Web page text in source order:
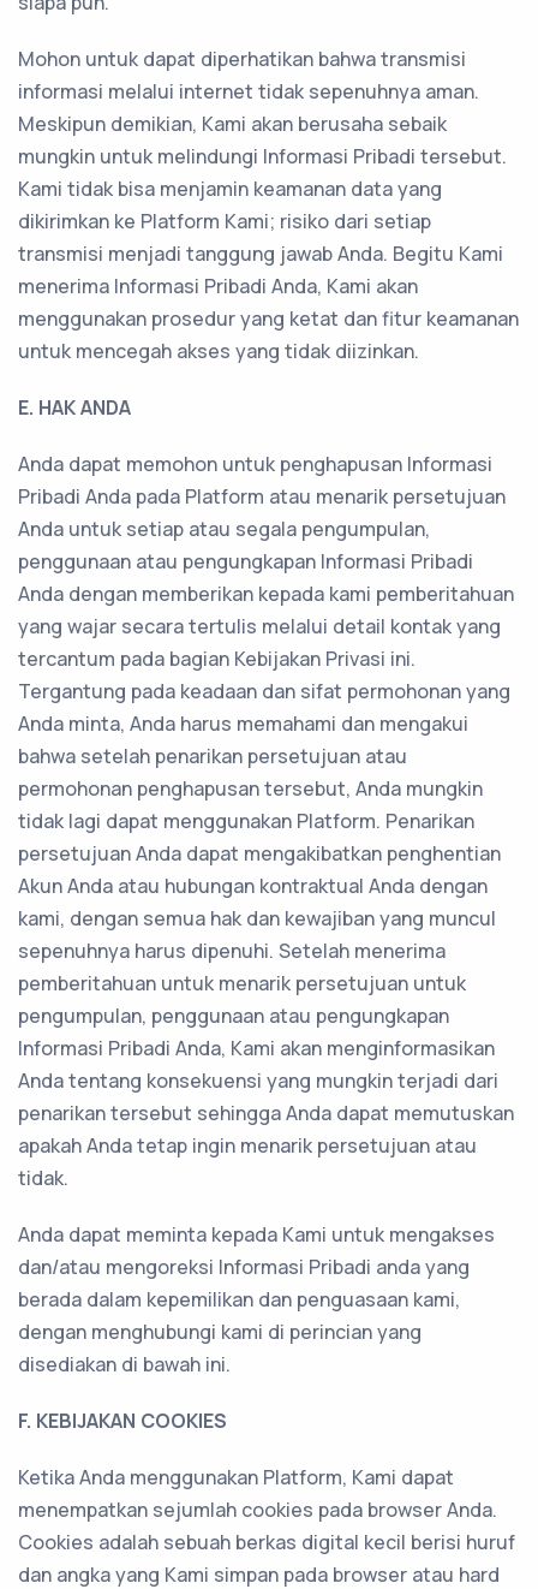
Mohon untuk dapat diperhatikan bahwa transmisi
informasi melalui internet tidak sepenuhnya aman.
Meskipun demikian, Kami akan berusaha sebaik
mungkin untuk melindungi Informasi Pribadi tersebut.
Kami tidak bisa menjamin keamanan data yang
dikirimkan ke Platform Kami; risiko dari setiap
transmisi menjadi tanggung jawab Anda. Begitu Kami
menerima Informasi Pribadi Anda, Kami akan
menggunakan prosedur yang ketat dan fitur keamanan
untuk mencegah akses yang tidak diizinkan.
E. HAK ANDA
Anda dapat memohon untuk penghapusan Informasi
Pribadi Anda pada Platform atau menarik persetujuan
Anda untuk setiap atau segala pengumpulan,
penggunaan atau pengungkapan Informasi Pribadi
Anda dengan memberikan kepada kami pemberitahuan
yang wajar secara tertulis melalui detail kontak yang
tercantum pada bagian Kebijakan Privasi ini.
Tergantung pada keadaan dan sifat permohonan yang
Anda minta, Anda harus memahami dan mengakui
bahwa setelah penarikan persetujuan atau
permohonan penghapusan tersebut, Anda mungkin
tidak lagi dapat menggunakan Platform. Penarikan
persetujuan Anda dapat mengakibatkan penghentian
Akun Anda atau hubungan kontraktual Anda dengan
kami, dengan semua hak dan kewajiban yang muncul
sepenuhnya harus dipenuhi. Setelah menerima
pemberitahuan untuk menarik persetujuan untuk
pengumpulan, penggunaan atau pengungkapan
Informasi Pribadi Anda, Kami akan menginformasikan
Anda tentang konsekuensi yang mungkin terjadi dari
penarikan tersebut sehingga Anda dapat memutuskan
apakah Anda tetap ingin menarik persetujuan atau
tidak.
Anda dapat meminta kepada Kami untuk mengakses
dan/atau mengoreksi Informasi Pribadi anda yang
berada dalam kepemilikan dan penguasaan kami,
dengan menghubungi kami di perincian yang
disediakan di bawah ini.
F. KEBIJAKAN COOKIES
Ketika Anda menggunakan Platform, Kami dapat
menempatkan sejumlah cookies pada browser Anda.
Cookies adalah sebuah berkas digital kecil berisi huruf
dan angka yang Kami simpan pada browser atau hard